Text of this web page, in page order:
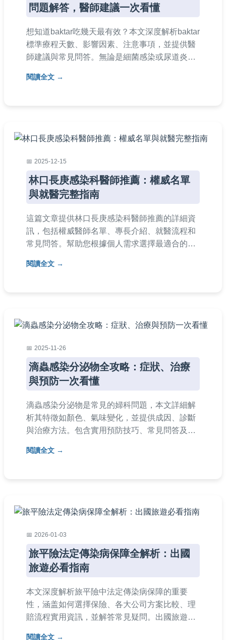
問題解答，醫師建議一次看懂
想知道baktar吃幾天最有效？本文深度解析baktar
標準療程天數、影響因素、注意事項，並提供醫
師建議與常見問答。無論是細菌感染或尿道炎，
發。
閱讀全文
2025-12-15
林口長庚感染科醫師推薦：權威名單
與就醫完整指南
這篇文章提供林口長庚感染科醫師推薦的詳細資
訊，包括權威醫師名單、專長介紹、就醫流程和
常見問答。幫助您根據個人需求選擇最適合的感
容，解決就醫前的所有疑問。
閱讀全文
2025-11-26
滴蟲感染分泌物全攻略：症狀、治療
與預防一次看懂
滴蟲感染分泌物是常見的婦科問題，本文詳細解
析其特徵如顏色、氣味變化，並提供成因、診斷
與治療方法。包含實用預防技巧、常見問答及個
密處健康。內容深入淺出，適合所有關注健康的
閱讀全文
2026-01-03
旅平險法定傳染病保障全解析：出國
旅遊必看指南
本文深度解析旅平險中法定傳染病保障的重要
性，涵盖如何選擇保險、各大公司方案比較、理
賠流程實用資訊，並解答常見疑問。出國旅遊前
閱讀全文